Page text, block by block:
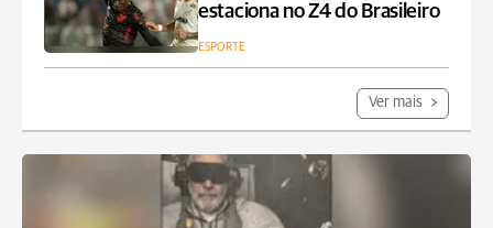
estaciona no Z4 do Brasileiro
ESPORTE
Ver mais